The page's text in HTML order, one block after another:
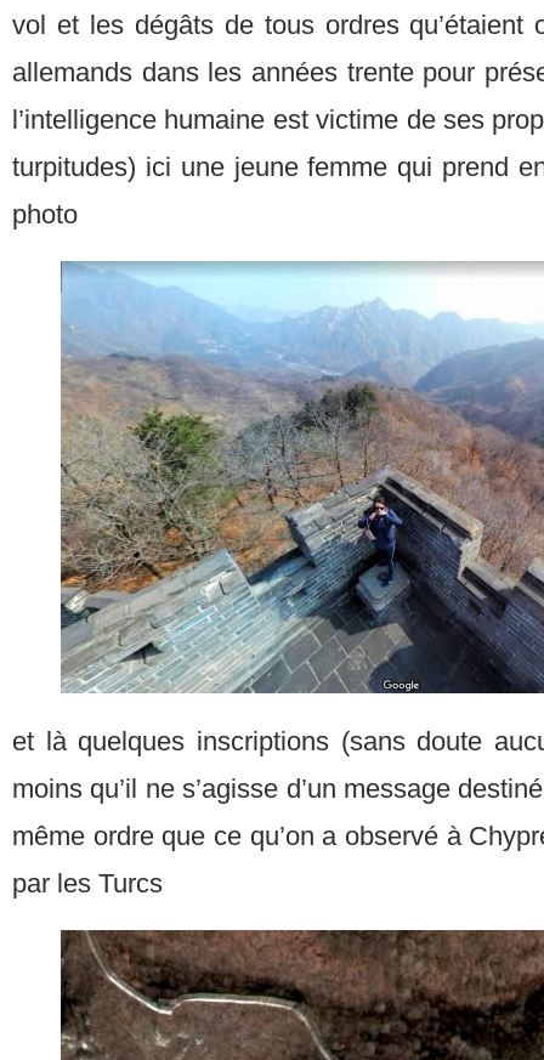
vol et les dégâts de tous ordres qu’étaient
allemands dans les années trente pour
l’intelligence humaine est victime de ses
turpitudes) ici une jeune femme qui prend
photo
et là quelques inscriptions (sans doute
moins qu’il ne s’agisse d’un message
même ordre que ce qu’on a observé à
par les Turcs